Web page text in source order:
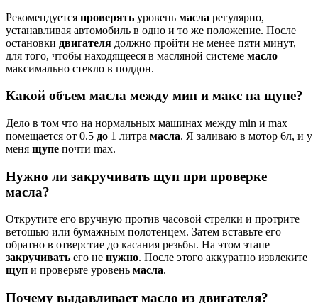
Рекомендуется проверять уровень масла регулярно,
устанавливая автомобиль в одно и то же положение. После
остановки двигателя должно пройти не менее пяти минут,
для того, чтобы находящееся в масляной системе масло
максимально стекло в поддон.
Какой объем масла между мин и макс на щупе?
Дело в том что на нормальных машинах между min и max
помещается от 0.5 до 1 литра масла. Я заливаю в мотор 6л, и у
меня щупе почти max.
Нужно ли закручивать щуп при проверке
масла?
Открутите его вручную против часовой стрелки и протрите
ветошью или бумажным полотенцем. Затем вставьте его
обратно в отверстие до касания резьбы. На этом этапе
закручивать его не нужно. После этого аккуратно извлеките
щуп и проверьте уровень масла.
Почему выдавливает масло из двигателя?